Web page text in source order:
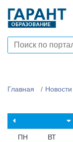
Главная Новости
ПН ВТ